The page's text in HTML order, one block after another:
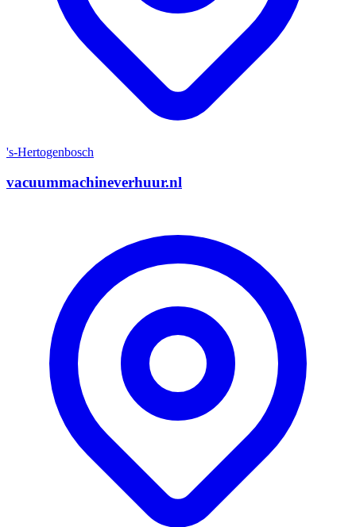
's-Hertogenbosch
vacuummachineverhuur.nl